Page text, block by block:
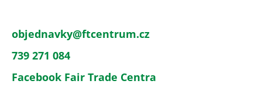
objednavky@ftcentrum.cz
739 271 084
Facebook Fair Trade Centra